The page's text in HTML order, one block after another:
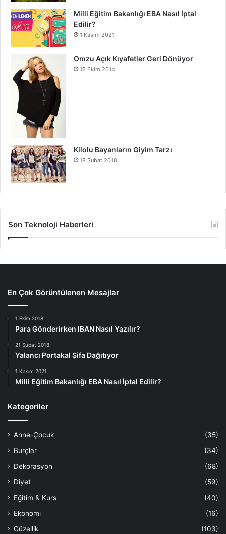
Milli Eğitim Bakanlığı EBA Nasıl İptal
Edilir?
1 Kasım 2021
Omzu Açık Kıyafetler Geri Dönüyor
12 Ekim 2014
Kilolu Bayanların Giyim Tarzı
18 Şubat 2018
Son Teknoloji Haberleri
En Çok Görüntülenen Mesajlar
1 Ekim 2018
Para Gönderirken IBAN Nasıl Yazılır?
21 Şubat 2018
Yalancı Portakal Şifa Dağıtıyor
1 Kasım 2021
Milli Eğitim Bakanlığı EBA Nasıl İptal Edilir?
Kategoriler
Anne-Çocuk
(35)
Burçlar
(34)
Dekorasyon
(68)
Diyet
(59)
Eğitim & Kurs
(40)
Ekonomi
(16)
Güzellik
(103)